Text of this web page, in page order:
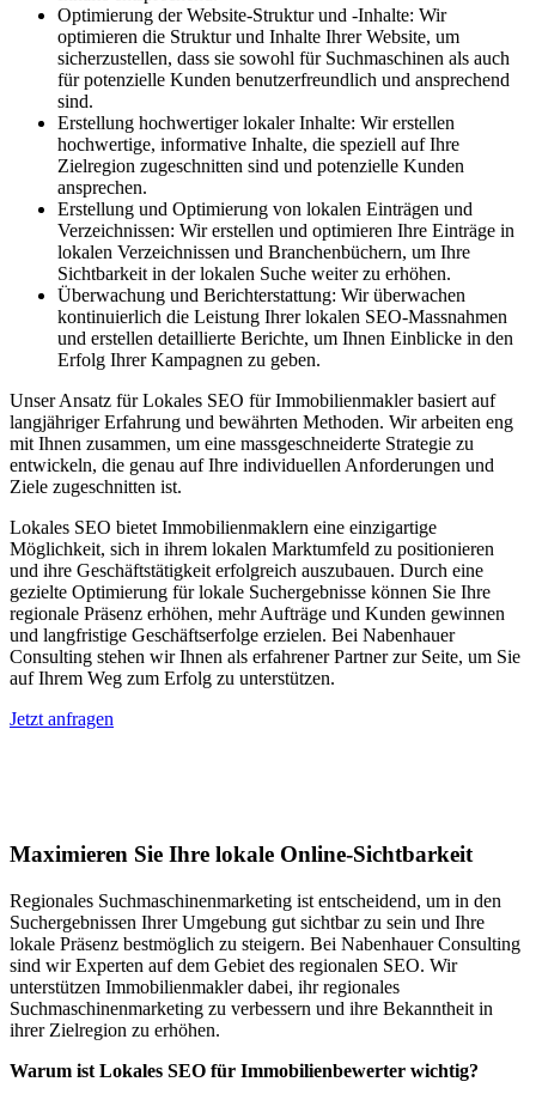
Optimierung der Website-Struktur und -Inhalte: Wir
optimieren die Struktur und Inhalte Ihrer Website, um
sicherzustellen, dass sie sowohl für Suchmaschinen als auch
für potenzielle Kunden benutzerfreundlich und ansprechend
sind.
Erstellung hochwertiger lokaler Inhalte: Wir erstellen
hochwertige, informative Inhalte, die speziell auf Ihre
Zielregion zugeschnitten sind und potenzielle Kunden
ansprechen.
Erstellung und Optimierung von lokalen Einträgen und
Verzeichnissen: Wir erstellen und optimieren Ihre Einträge in
lokalen Verzeichnissen und Branchenbüchern, um Ihre
Sichtbarkeit in der lokalen Suche weiter zu erhöhen.
Überwachung und Berichterstattung: Wir überwachen
kontinuierlich die Leistung Ihrer lokalen SEO-Massnahmen
und erstellen detaillierte Berichte, um Ihnen Einblicke in den
Erfolg Ihrer Kampagnen zu geben.
Unser Ansatz für Lokales SEO für Immobilienmakler basiert auf
langjähriger Erfahrung und bewährten Methoden. Wir arbeiten eng
mit Ihnen zusammen, um eine massgeschneiderte Strategie zu
entwickeln, die genau auf Ihre individuellen Anforderungen und
Ziele zugeschnitten ist.
Lokales SEO bietet Immobilienmaklern eine einzigartige
Möglichkeit, sich in ihrem lokalen Marktumfeld zu positionieren
und ihre Geschäftstätigkeit erfolgreich auszubauen. Durch eine
gezielte Optimierung für lokale Suchergebnisse können Sie Ihre
regionale Präsenz erhöhen, mehr Aufträge und Kunden gewinnen
und langfristige Geschäftserfolge erzielen. Bei Nabenhauer
Consulting stehen wir Ihnen als erfahrener Partner zur Seite, um Sie
auf Ihrem Weg zum Erfolg zu unterstützen.
Jetzt anfragen
Maximieren Sie Ihre lokale Online-Sichtbarkeit
Regionales Suchmaschinenmarketing ist entscheidend, um in den
Suchergebnissen Ihrer Umgebung gut sichtbar zu sein und Ihre
lokale Präsenz bestmöglich zu steigern. Bei Nabenhauer Consulting
sind wir Experten auf dem Gebiet des regionalen SEO. Wir
unterstützen Immobilienmakler dabei, ihr regionales
Suchmaschinenmarketing zu verbessern und ihre Bekanntheit in
ihrer Zielregion zu erhöhen.
Warum ist Lokales SEO für Immobilienbewerter wichtig?